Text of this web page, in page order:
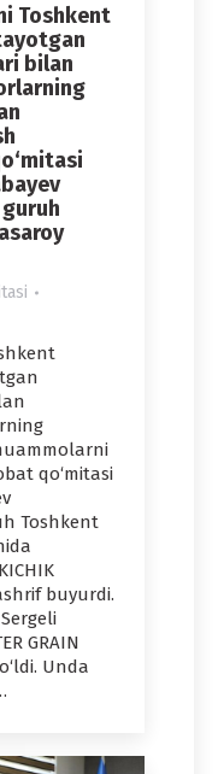
Toshkent
bilan
qo‘mitasi
Toshkent
buyurdi.
GRAIN
Unda